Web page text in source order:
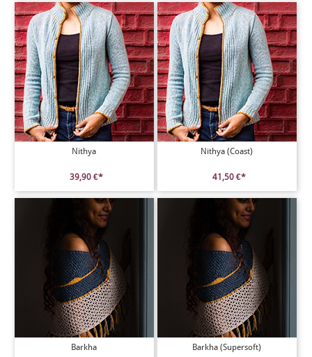
Nithya
39,90 €*
Nithya (Coast)
41,50 €*
Barkha Barkha (Supersoft)